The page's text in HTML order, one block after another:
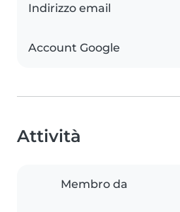
Indirizzo email
Account Google
Attività
Membro da